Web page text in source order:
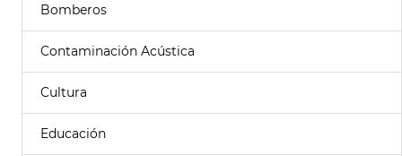
Bomberos
Contaminación Acústica
Cultura
Educación